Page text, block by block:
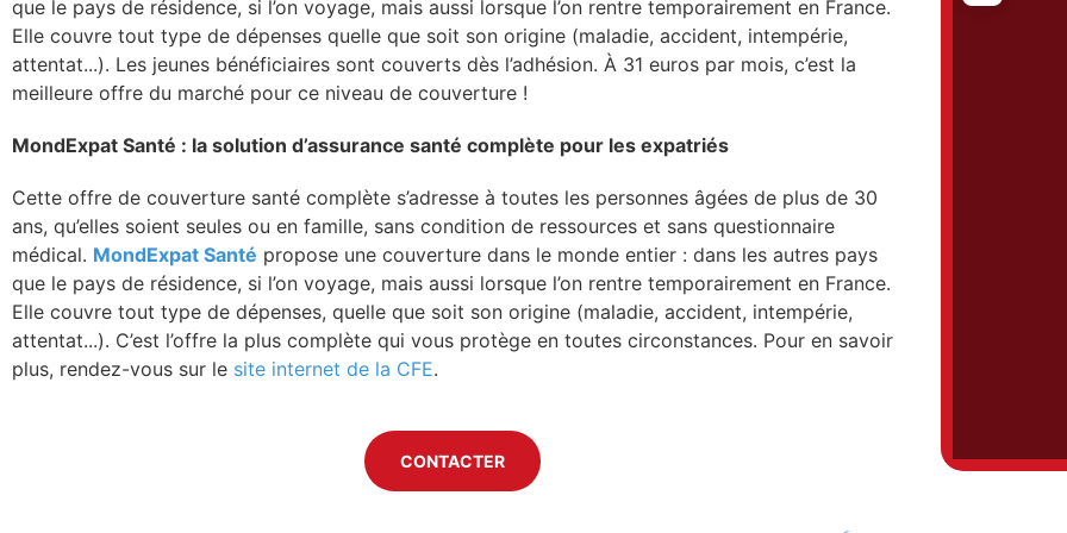
que le pays de résidence, si l’on voyage, mais aussi lorsque l’on rentre temporairement en France.
Elle couvre tout type de dépenses quelle que soit son origine (maladie, accident, intempérie,
attentat...). Les jeunes bénéficiaires sont couverts dès l’adhésion. À 31 euros par mois, c’est la
meilleure offre du marché pour ce niveau de couverture !
MondExpat Santé : la solution d’assurance santé complète pour les expatriés
Cette offre de couverture santé complète s’adresse à toutes les personnes âgées de plus de 30
ans, qu’elles soient seules ou en famille, sans condition de ressources et sans questionnaire
médical. MondExpat Santé propose une couverture dans le monde entier : dans les autres pays
que le pays de résidence, si l’on voyage, mais aussi lorsque l’on rentre temporairement en France.
Elle couvre tout type de dépenses, quelle que soit son origine (maladie, accident, intempérie,
attentat...). C’est l’offre la plus complète qui vous protège en toutes circonstances. Pour en savoir
plus, rendez-vous sur le site internet de la CFE.
CONTACTER